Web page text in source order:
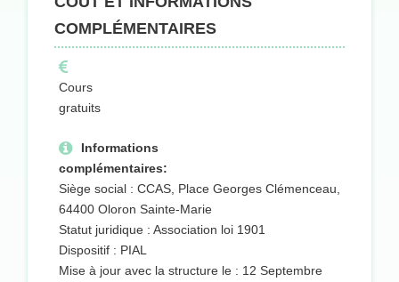
COMPLÉMENTAIRES
Cours
gratuits
Informations
complémentaires:
Siège social : CCAS, Place Georges Clémenceau,
64400 Oloron Sainte-Marie
Statut juridique : Association loi 1901
Dispositif : PIAL
Mise à jour avec la structure le : 12 Septembre